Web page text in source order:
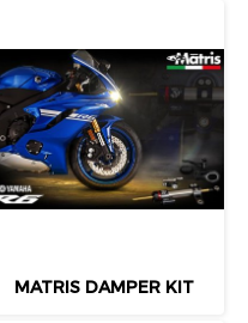
MATRIS DAMPER KIT